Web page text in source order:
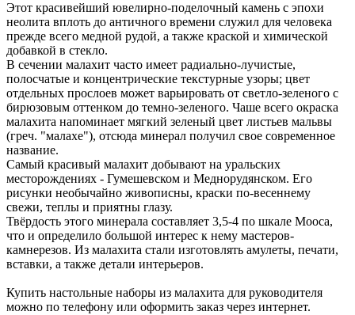
Этот красивейший ювелирно-поделочный камень с эпохи
неолита вплоть до античного времени служил для человека
прежде всего медной рудой, а также краской и химической
добавкой в стекло.
В сечении малахит часто имеет радиально-лучистые,
полосчатые и концентрические текстурные узоры; цвет
отдельных прослоев может варьировать от светло-зеленого с
бирюзовым оттенком до темно-зеленого. Чаше всего окраска
малахита напоминает мягкий зеленый цвет листьев мальвы
(греч. "малахе"), отсюда минерал получил свое современное
название.
Самый красивый малахит добывают на уральских
месторождениях - Гумешевском и Меднорудянском. Его
рисунки необычайно живописны, краски по-весеннему
свежи, теплы и приятны глазу.
Твёрдость этого минерала составляет 3,5-4 по шкале Мооса,
что и определило большой интерес к нему мастеров-
камнерезов. Из малахита стали изготовлять амулеты, печати,
вставки, а также детали интерьеров.
Купить настольные наборы из малахита для руководителя
можно по телефону или оформить заказ через интернет.